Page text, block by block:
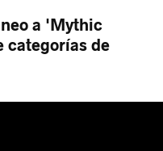
a 'Mythic
categorías de